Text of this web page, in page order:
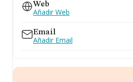
Web
Añadir Web
Email
Añadir Email